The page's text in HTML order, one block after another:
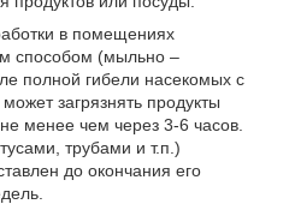
в помещениях
способом (мыльно –
полной гибели насекомых с
загрязнять продукты
менее чем через 3-6 часов.
трубами и т.п.)
до окончания его